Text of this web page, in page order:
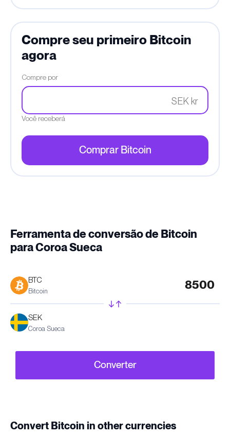
Compre seu primeiro Bitcoin
agora
Compre por
SEK kr
Você receberá
Comprar Bitcoin
Ferramenta de conversão de Bitcoin
para Coroa Sueca
BTC
Bitcoin
SEK
Coroa Sueca
Converter
Convert Bitcoin in other currencies